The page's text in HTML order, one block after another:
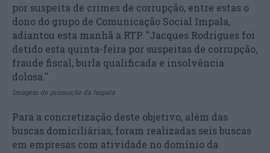
Imagem de promoção da Impala
Para a concretização deste objetivo, além das
buscas domiciliárias, foram realizadas seis buscas
em empresas com atividade no domínio da